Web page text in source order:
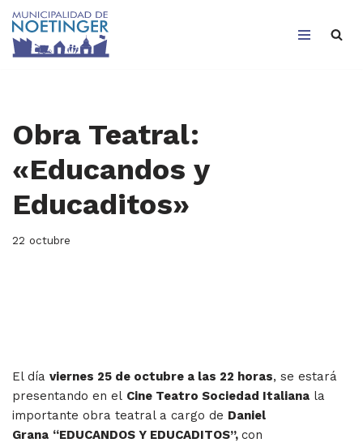
Saltar
Obra Teatral:
«Educandos y
Educaditos»
22 octubre
El día viernes 25 de octubre a las 22 horas, se estará
presentando en el Cine Teatro Sociedad Italiana la
importante obra teatral a cargo de Daniel
Grana “EDUCANDOS Y EDUCADITOS”, con